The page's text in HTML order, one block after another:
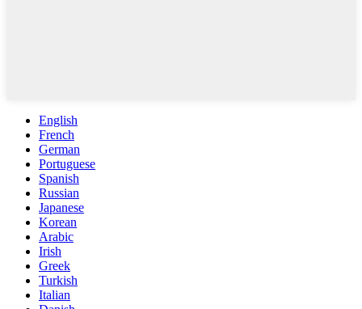
English
French
German
Portuguese
Spanish
Russian
Japanese
Korean
Arabic
Irish
Greek
Turkish
Italian